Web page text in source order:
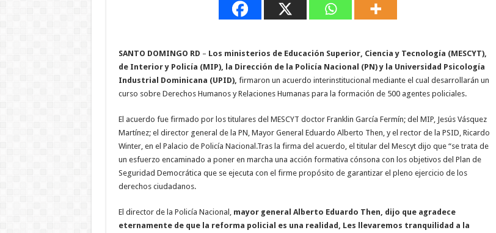
SANTO DOMINGO RD – Los ministerios de Educación Superior, Ciencia y Tecnología (MESCYT),
de Interior y Policía (MIP), la Dirección de la Policía Nacional (PN) y la Universidad Psicología
Industrial Dominicana (UPID), firmaron un acuerdo interinstitucional mediante el cual desarrollarán un
curso sobre Derechos Humanos y Relaciones Humanas para la formación de 500 agentes policiales.
El acuerdo fue firmado por los titulares del MESCYT doctor Franklin García Fermín; del MIP, Jesús Vásquez
Martínez; el director general de la PN, Mayor General Eduardo Alberto Then, y el rector de la PSID, Ricardo
Winter, en el Palacio de Policía Nacional.Tras la firma del acuerdo, el titular del Mescyt dijo que “se trata de
un esfuerzo encaminado a poner en marcha una acción formativa cónsona con los objetivos del Plan de
Seguridad Democrática que se ejecuta con el firme propósito de garantizar el pleno ejercicio de los
derechos ciudadanos.
El director de la Policía Nacional, mayor general Alberto Eduardo Then, dijo que agradece
eternamente de que la reforma policial es una realidad, Les llevaremos tranquilidad a la